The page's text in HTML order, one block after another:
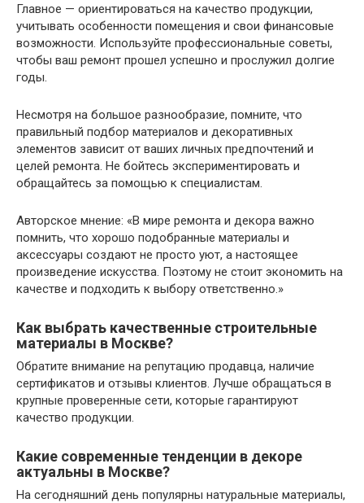
Главное — ориентироваться на качество продукции,
учитывать особенности помещения и свои финансовые
возможности. Используйте профессиональные советы,
чтобы ваш ремонт прошел успешно и прослужил долгие
годы.
Несмотря на большое разнообразие, помните, что
правильный подбор материалов и декоративных
элементов зависит от ваших личных предпочтений и
целей ремонта. Не бойтесь экспериментировать и
обращайтесь за помощью к специалистам.
Авторское мнение: «В мире ремонта и декора важно
помнить, что хорошо подобранные материалы и
аксессуары создают не просто уют, а настоящее
произведение искусства. Поэтому не стоит экономить на
качестве и подходить к выбору ответственно.»
Как выбрать качественные строительные
материалы в Москве?
Обратите внимание на репутацию продавца, наличие
сертификатов и отзывы клиентов. Лучше обращаться в
крупные проверенные сети, которые гарантируют
качество продукции.
Какие современные тенденции в декоре
актуальны в Москве?
На сегодняшний день популярны натуральные материалы,